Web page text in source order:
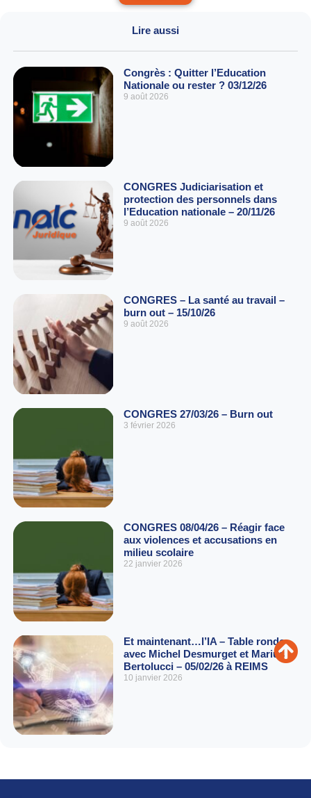
Lire aussi
Congrès : Quitter l’Education
Nationale ou rester ? 03/12/26
9 août 2026
CONGRES Judiciarisation et
protection des personnels dans
l’Education nationale – 20/11/26
9 août 2026
CONGRES – La santé au travail –
burn out – 15/10/26
9 août 2026
CONGRES 27/03/26 – Burn out
3 février 2026
CONGRES 08/04/26 – Réagir face
aux violences et accusations en
milieu scolaire
22 janvier 2026
Et maintenant…l’IA – Table ronde
avec Michel Desmurget et Marius
Bertolucci – 05/02/26 à REIMS
10 janvier 2026